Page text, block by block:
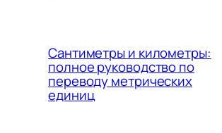
Сантиметры и километры:
полное руководство по
переводу метрических
единиц